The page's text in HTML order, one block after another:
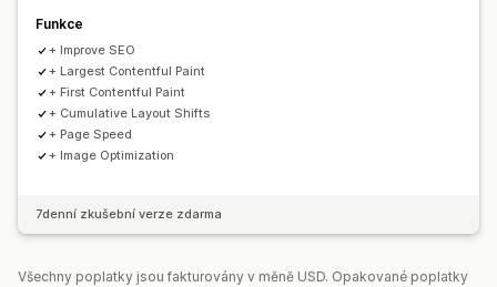
Funkce
+ Improve SEO
+ Largest Contentful Paint
+ First Contentful Paint
+ Cumulative Layout Shifts
+ Page Speed
+ Image Optimization
7denní zkušební verze zdarma
Všechny poplatky jsou fakturovány v měně USD. Opakované poplatky